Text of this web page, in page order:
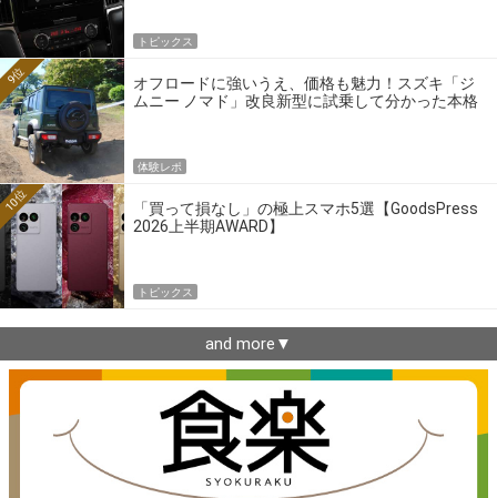
トピックス
オフロードに強いうえ、価格も魅力！スズキ「ジ
ムニー ノマド」改良新型に試乗して分かった本格
9位
体験レポ
「買って損なし」の極上スマホ5選【GoodsPress
2026上半期AWARD】
10位
トピックス
and more▼